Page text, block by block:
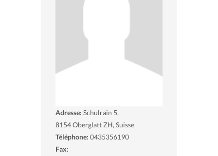
Adresse: Schulrain 5,
8154Oberglatt ZH, Suisse
Téléphone: 0435356190
Fax: